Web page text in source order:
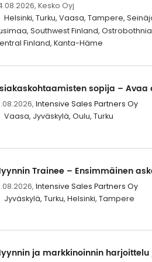
Kesko Oyj
Helsinki, Turku, Vaasa, Tampere,
Southwest Finland,
Finland, Kanta-Häme
sopija –
Intensive Sales Partners Oy
Vaasa, Jyväskylä, Oulu, Turku
Trainee – Ensimmäinen
Intensive Sales Partners Oy
Jyväskylä, Turku, Helsinki, Tampere
ja markkinoinnin